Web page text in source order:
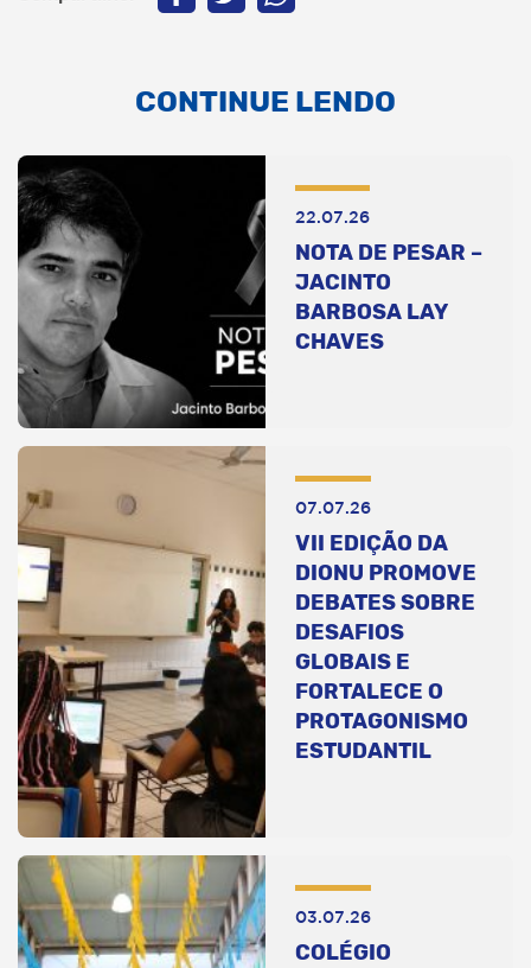
CONTINUE LENDO
22.07.26
NOTA DE PESAR –
JACINTO
BARBOSA LAY
CHAVES
07.07.26
VII EDIÇÃO DA
DIONU PROMOVE
DEBATES SOBRE
DESAFIOS
GLOBAIS E
FORTALECE O
PROTAGONISMO
ESTUDANTIL
03.07.26
COLÉGIO